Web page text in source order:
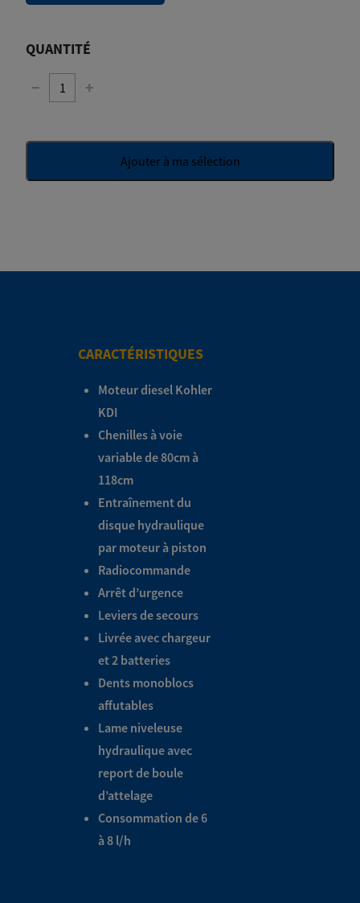
QUANTITÉ
− +
Ajouter à ma sélection
CARACTÉRISTIQUES
Moteur diesel Kohler
KDI
Chenilles à voie
variable de 80cm à
118cm
Entraînement du
disque hydraulique
par moteur à piston
Radiocommande
Arrêt d’urgence
Leviers de secours
Livrée avec chargeur
et 2 batteries
Dents monoblocs
affutables
Lame niveleuse
hydraulique avec
report de boule
d’attelage
Consommation de 6
à 8 l/h